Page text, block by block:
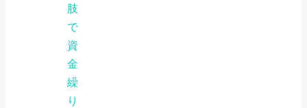
肢
で
資
金
繰
り